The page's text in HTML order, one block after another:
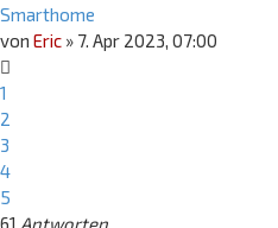
Smarthome
von Eric » 7. Apr 2023, 07:00
1
2
3
4
5
61 Antworten